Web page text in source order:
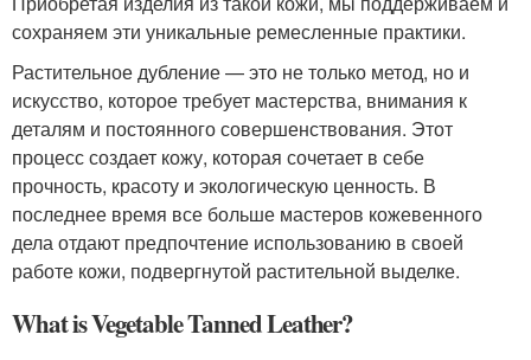
сохраняем эти уникальные ремесленные практики.
Растительное дубление — это не только метод, но и
искусство, которое требует мастерства, внимания к
деталям и постоянного совершенствования. Этот
процесс создает кожу, которая сочетает в себе
прочность, красоту и экологическую ценность. В
последнее время все больше мастеров кожевенного
дела отдают предпочтение использованию в своей
работе кожи, подвергнутой растительной выделке.
What is Vegetable Tanned Leather?